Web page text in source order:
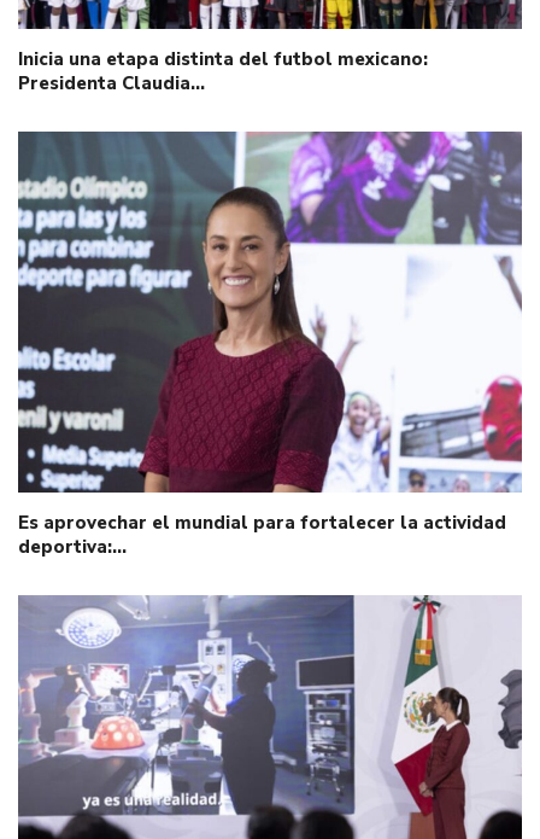
Inicia una etapa distinta del futbol mexicano:
Presidenta Claudia…
Es aprovechar el mundial para fortalecer la actividad
deportiva:…